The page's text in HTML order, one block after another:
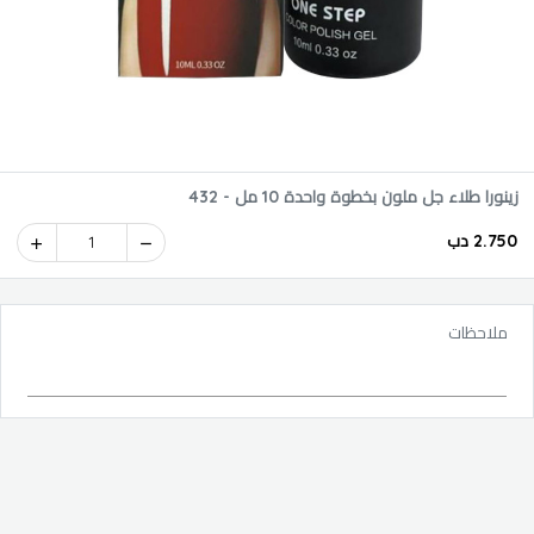
زينورا طلاء جل ملون بخطوة واحدة 10 مل - 432
2.750 دب 1
ملاحظات